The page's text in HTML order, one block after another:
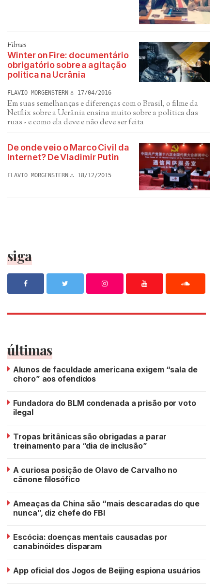
Filmes
Winter on Fire: documentário
obrigatório sobre a agitação
política na Ucrânia
FLAVIO MORGENSTERN 17/04/2016
Em suas semelhanças e diferenças com o Brasil, o filme da
Netflix sobre a Ucrânia ensina muito sobre a política das
ruas - e como ela deve e não deve ser feita
De onde veio o Marco Civil da
Internet? De Vladimir Putin
FLAVIO MORGENSTERN 18/12/2015
siga
últimas
Alunos de faculdade americana exigem “sala de
choro” aos ofendidos
Fundadora do BLM condenada a prisão por voto
ilegal
Tropas britânicas são obrigadas a parar
treinamento para “dia de inclusão”
A curiosa posição de Olavo de Carvalho no
cânone filosófico
Ameaças da China são “mais descaradas do que
nunca”, diz chefe do FBI
Escócia: doenças mentais causadas por
canabinóides disparam
App oficial dos Jogos de Beijing espiona usuários